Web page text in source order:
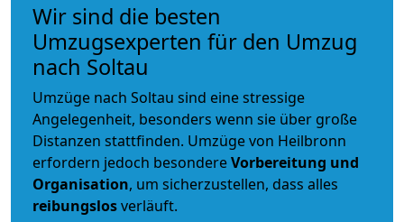
Wir sind die besten
Umzugsexperten für den Umzug
nach Soltau
Umzüge nach Soltau sind eine stressige
Angelegenheit, besonders wenn sie über große
Distanzen stattfinden. Umzüge von Heilbronn
erfordern jedoch besondereVorbereitung und
Organisation, um sicherzustellen, dass alles
reibungslosverläuft.